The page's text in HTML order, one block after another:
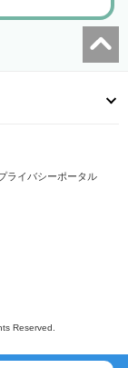
ライバシーポータル
Reserved.